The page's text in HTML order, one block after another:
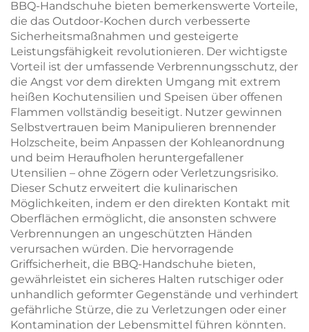
Zerkleinerer für
gegrilltes
Schweinefleisch,
Rindfleisch und
Hähnchen;
multifunktional,
langlebig und
umweltfreundlich
umweltfreundlichem
Kunststoff (ABS)
BBQ-Handschuhe bieten bemerkenswerte Vorteile,
die das Outdoor-Kochen durch verbesserte
Sicherheitsmaßnahmen und gesteigerte
Leistungsfähigkeit revolutionieren. Der wichtigste
Vorteil ist der umfassende Verbrennungsschutz, der
die Angst vor dem direkten Umgang mit extrem
heißen Kochutensilien und Speisen über offenen
Flammen vollständig beseitigt. Nutzer gewinnen
Selbstvertrauen beim Manipulieren brennender
Holzscheite, beim Anpassen der Kohleanordnung
und beim Heraufholen heruntergefallener
Utensilien – ohne Zögern oder Verletzungsrisiko.
Dieser Schutz erweitert die kulinarischen
Möglichkeiten, indem er den direkten Kontakt mit
Oberflächen ermöglicht, die ansonsten schwere
Verbrennungen an ungeschützten Händen
verursachen würden. Die hervorragende
Griffsicherheit, die BBQ-Handschuhe bieten,
gewährleistet ein sicheres Halten rutschiger oder
unhandlich geformter Gegenstände und verhindert
gefährliche Stürze, die zu Verletzungen oder einer
Kontamination der Lebensmittel führen könnten.